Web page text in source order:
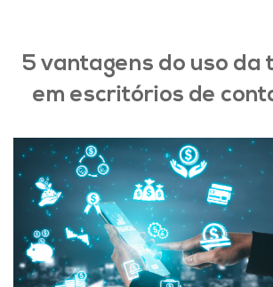
5 vantagens do uso da
em escritórios de